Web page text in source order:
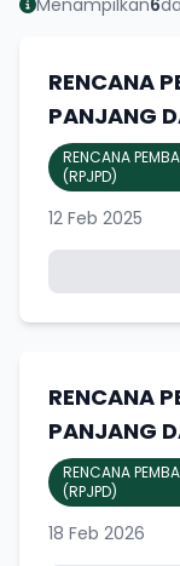
RENCANA
PANJANG
RENCANA
(RPJPD)
12 Feb 2025
RENCANA
PANJANG
RENCANA
(RPJPD)
18 Feb 2026